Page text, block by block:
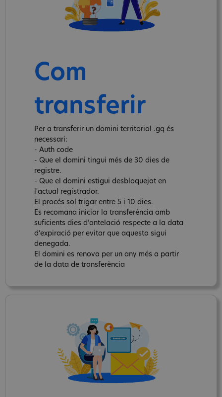
Com
transferir
Per a transferir un domini territorial .gq és
necessari:
- Auth code
- Que el domini tingui més de 30 dies de
registre.
- Que el domini estigui desbloquejat en
l'actual registrador.
El procés sol trigar entre 5 i 10 dies.
Es recomana iniciar la transferència amb
suficients dies d’antelació respecte a la data
d’expiració per evitar que aquesta sigui
denegada.
El domini es renova per un any més a partir
de la data de transferència